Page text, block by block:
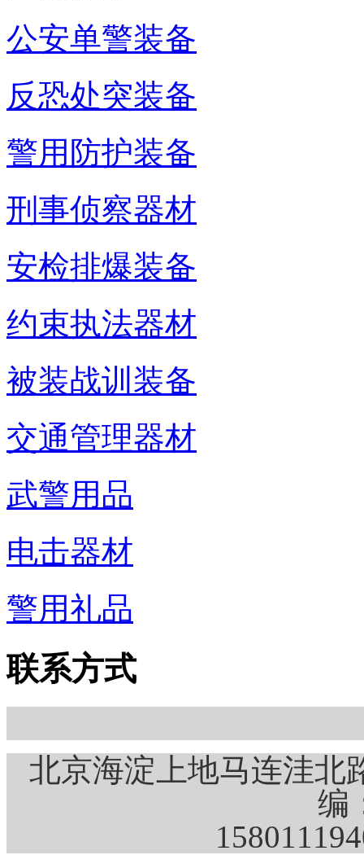
公安单警装备
反恐处突装备
警用防护装备
刑事侦察器材
安检排爆装备
约束执法器材
被装战训装备
交通管理器材
武警用品
电击器材
警用礼品
联系方式
北京海淀上地马连洼北
编